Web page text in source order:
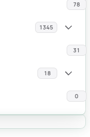
78
1345
31
18
0